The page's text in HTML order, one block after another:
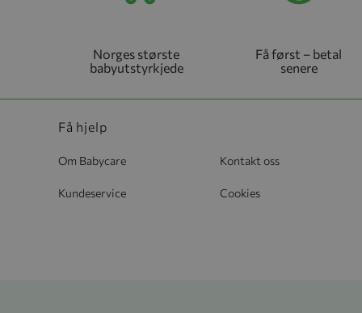
Norges største
babyutstyrkjede
Få først – betal
senere
Få hjelp
Om Babycare Kontakt oss
Kundeservice Cookies